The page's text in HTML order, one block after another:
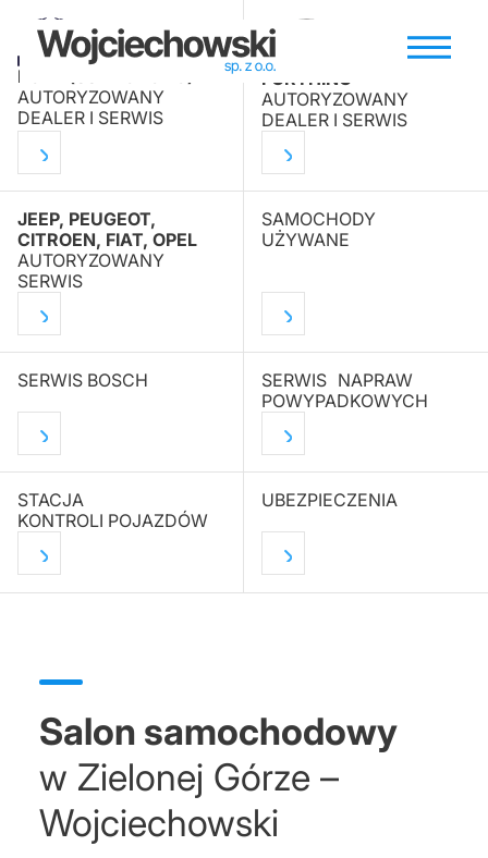
KGM (SSANGYONG)
AUTORYZOWANY
DEALER I SERWIS
FORTHING
AUTORYZOWANY
DEALER I SERWIS
JEEP, PEUGEOT,
CITROEN, FIAT, OPEL
AUTORYZOWANY
SERWIS
SAMOCHODY
UŻYWANE
SERWIS BOSCH
SERWIS NAPRAW
POWYPADKOWYCH
STACJA
KONTROLI POJAZDÓW
UBEZPIECZENIA
Salon samochodowy
w Zielonej Górze –
Wojciechowski